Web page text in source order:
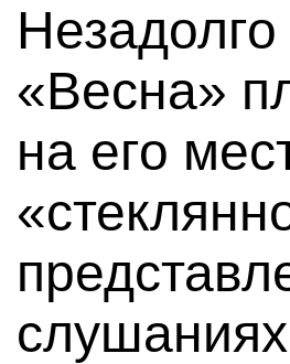
«Весна»
на его